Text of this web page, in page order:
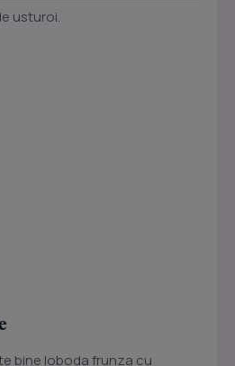
usturoi.
bine loboda frunza cu